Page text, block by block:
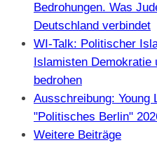
Bedrohungen. Was
Deutschland verbindet
WI-Talk: Politischer
Islamisten Demokratie
bedrohen
Ausschreibung: Young
"Politisches Berlin"
Weitere Beiträge